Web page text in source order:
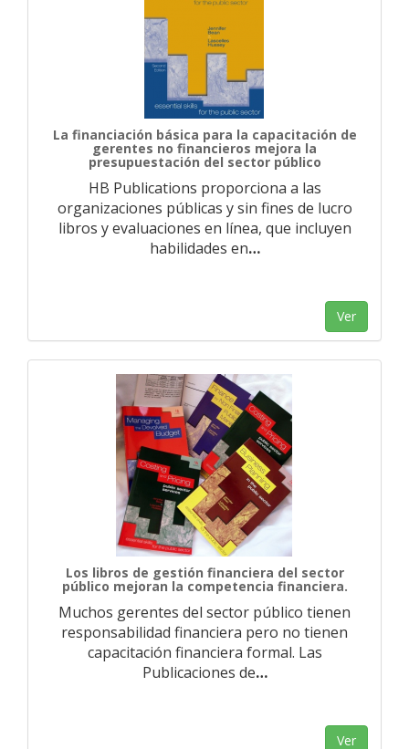
La financiación básica para la capacitación de
gerentes no financieros mejora la
presupuestación del sector público
HB Publications proporciona a las
organizaciones públicas y sin fines de lucro
libros y evaluaciones en línea, que incluyen
habilidades en…
Ver
Los libros de gestión financiera del sector
público mejoran la competencia financiera.
Muchos gerentes del sector público tienen
responsabilidad financiera pero no tienen
capacitación financiera formal. Las
Publicaciones de…
Ver